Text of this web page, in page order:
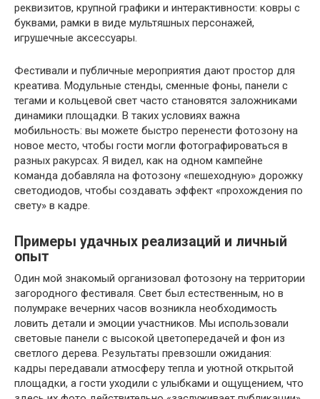
реквизитов, крупной графики и интерактивности: ковры с
буквами, рамки в виде мультяшных персонажей,
игрушечные аксессуары.
Фестивали и публичные мероприятия дают простор для
креатива. Модульные стенды, сменные фоны, панели с
тегами и кольцевой свет часто становятся заложниками
динамики площадки. В таких условиях важна
мобильность: вы можете быстро перенести фотозону на
новое место, чтобы гости могли фотографироваться в
разных ракурсах. Я видел, как на одном кампейне
команда добавляла на фотозону «пешеходную» дорожку
светодиодов, чтобы создавать эффект «прохождения по
свету» в кадре.
Примеры удачных реализаций и личный
опыт
Один мой знакомый организовал фотозону на территории
загородного фестиваля. Свет был естественным, но в
полумраке вечерних часов возникла необходимость
ловить детали и эмоции участников. Мы использовали
световые панели с высокой цветопередачей и фон из
светлого дерева. Результаты превзошли ожидания:
кадры передавали атмосферу тепла и уютной открытой
площадки, а гости уходили с улыбками и ощущением, что